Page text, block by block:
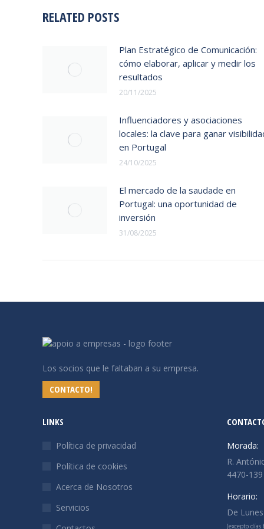
RELATED POSTS
Plan Estratégico de Comunicación:
cómo elaborar, aplicar y medir los
resultados
20/11/2025
Influenciadores y asociaciones
locales: la clave para ganar
en Portugal
24/10/2025
El mercado de la saudade en
Portugal: una oportunidad de
inversión
31/08/2025
Los socios que le faltaban a su empresa.
CONTACTO!
LINKS
Política de privacidad
Política de cookies
Acerca de Nosotros
Servicios
Morada:
R.
4470-
Horario:
De
(excepto días